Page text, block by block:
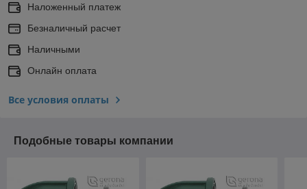
Наложенный платеж
Безналичный расчет
Наличными
Онлайн оплата
Все условия оплаты
Подобные товары компании